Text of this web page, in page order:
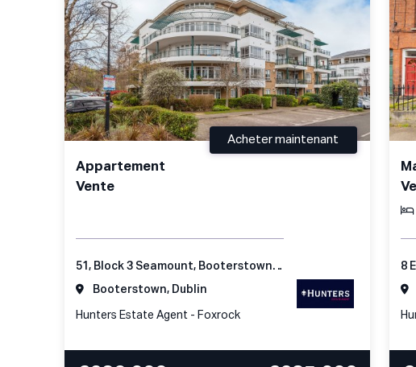
Appartement
Vente
Acheter maintenant
51, Block 3 Seamount, Booterstown, Co. Dublin
Booterstown, Dublin
Hunters Estate Agent - Foxrock